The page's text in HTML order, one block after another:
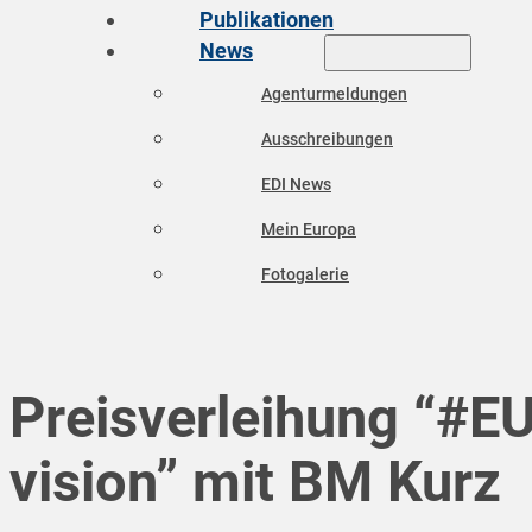
Publikationen
News
Agenturmeldungen
Ausschreibungen
EDI News
Mein Europa
Fotogalerie
Preisverleihung
vision” mit BM Kurz